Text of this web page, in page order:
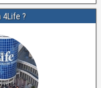
4Life ?